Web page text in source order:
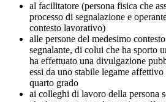
al facilitatore (persona fisica che
processo di segnalazione e
contesto lavorativo)
alle persone del medesimo
segnalante, di colui che ha sporto
ha effettuato una divulgazione
essi da uno stabile legame
quarto grado
ai colleghi di lavoro della persona